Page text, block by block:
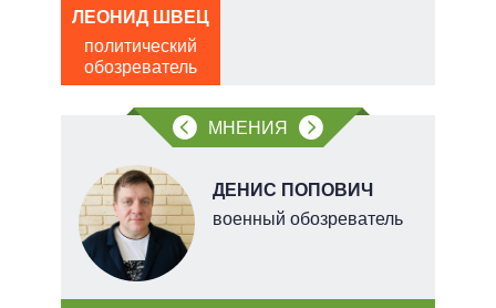
ЛЕОНИД ШВЕЦ
политический
обозреватель
МНЕНИЯ
ДЕНИС ПОПОВИЧ
военный обозреватель